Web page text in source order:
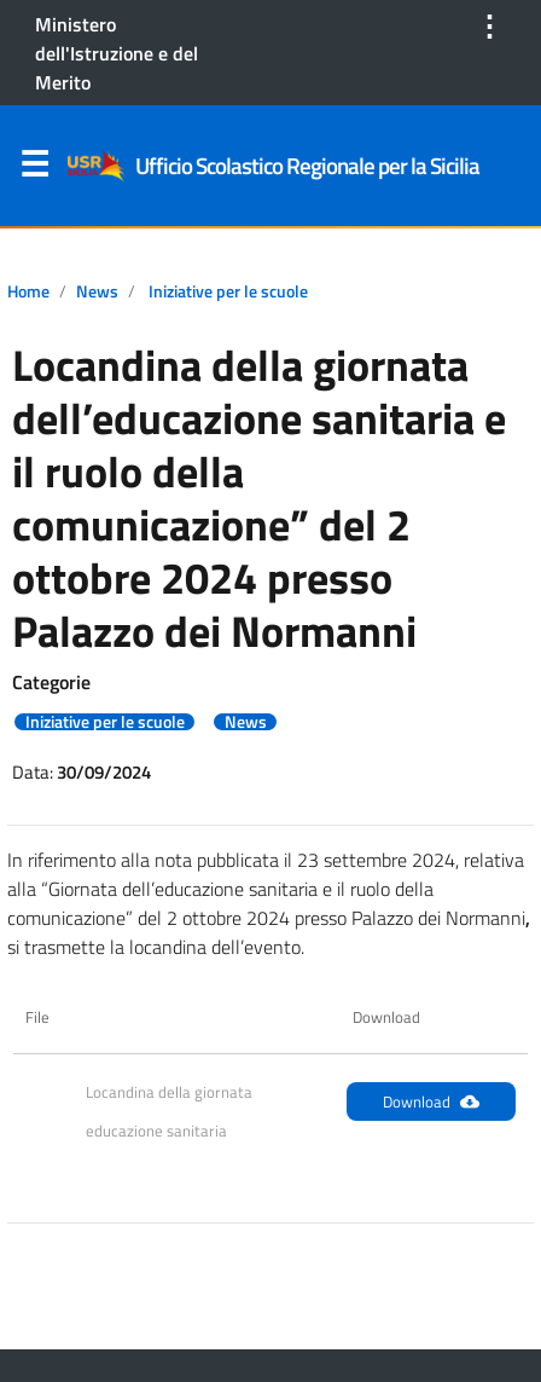
Ministero
dell'Istruzione e del
Merito
⋮
Ufficio Scolastico Regionale per la Sicilia
Home News Iniziative per le scuole
Locandina della giornata
dell’educazione sanitaria e
il ruolo della
comunicazione” del 2
ottobre 2024 presso
Palazzo dei Normanni
Categorie
Iniziative per le scuole News
Data:30/09/2024
In riferimento alla nota pubblicata il 23 settembre 2024, relativa
alla “Giornata dell’educazione sanitaria e il ruolo della
comunicazione” del 2 ottobre 2024 presso Palazzo dei Normanni,
si trasmette la locandina dell’evento.
File Download
Locandina della giornata
educazione sanitaria
Download